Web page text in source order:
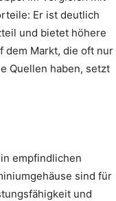
Er ist deutlich
und bietet höhere
dem Markt, die oft nur
Quellen haben, setzt
empfindlichen
sind für
und